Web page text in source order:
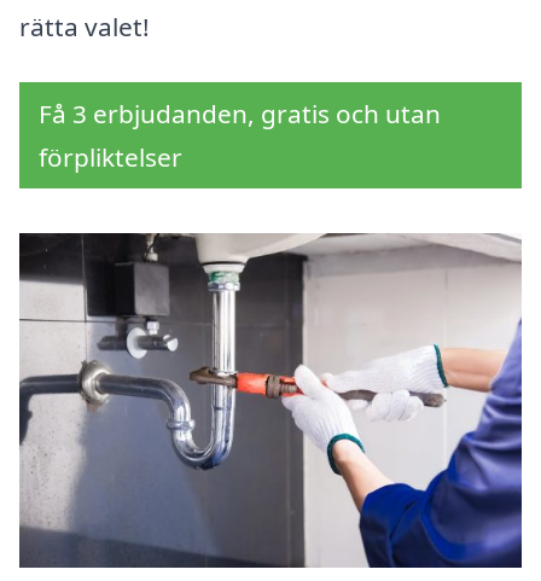
rätta valet!
Få 3 erbjudanden, gratis och utan
förpliktelser